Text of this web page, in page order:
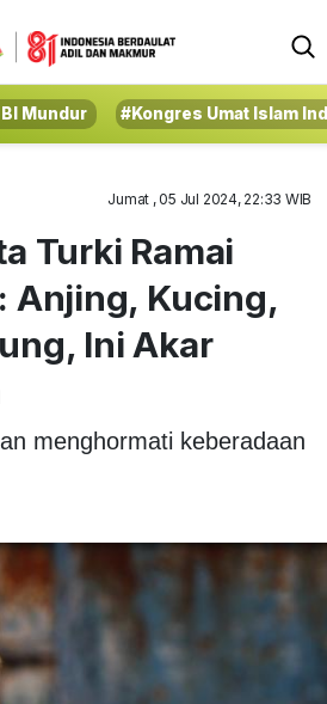
Mundur #Kongres Umat Islam
Jumat , 05 Jul 2024, 22:33 WIB
Turki Ramai
Anjing, Kucing,
Ini Akar
menghormati keberadaan